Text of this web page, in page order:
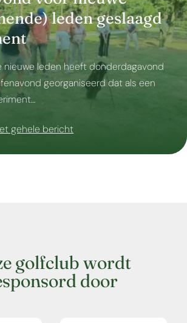
leden geslaagd
nieuwe leden heeft donderdagavond
georganiseerd dat als een
gehele bericht
golfclub wordt
door